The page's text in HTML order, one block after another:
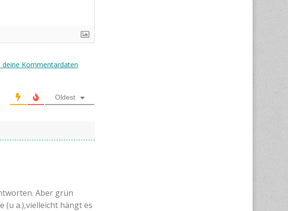
deine Kommentardaten
Oldest
Aber grün
(u a.),vielleicht hängt es